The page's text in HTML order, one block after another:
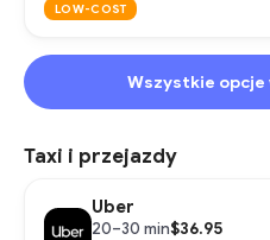
LOW-COST
Wszystkie
Taxi i przejazdy
Uber
20–30 min$36.95